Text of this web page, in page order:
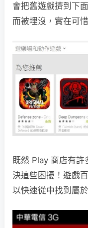
會把舊遊戲擠到下
而被埋沒，實在可惜
既然 Play 商店有許
決這些困擾！遊戲
以快速從中找到屬